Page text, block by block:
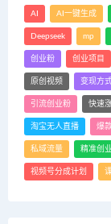
AI AI一键生成
Deepseek mp
创业粉 创业项目
原创视频 变现方
引流创业粉 快速
淘宝无人直播 爆
私域流量 精准创
视频号分成计划